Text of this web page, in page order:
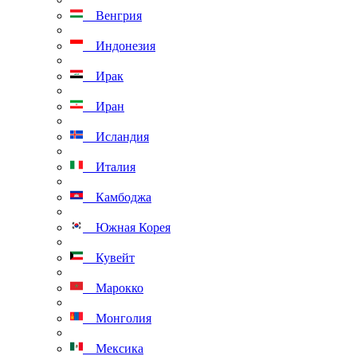
Венгрия
Индонезия
Ирак
Иран
Исландия
Италия
Камбоджа
Южная Корея
Кувейт
Марокко
Монголия
Мексика